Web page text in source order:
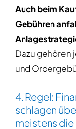
Auch beim
Gebühren
Dazu gehören
und
4. Regel:
schlagen
meistens